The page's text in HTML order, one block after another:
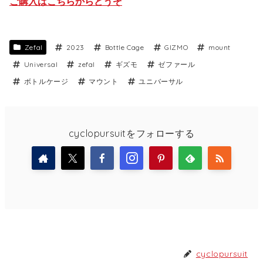
Zefal 2023 Bottle Cage GIZMO
mount
Universal
zefal ギズモ
ゼファール
ボトルケージ
マウント ユニバーサル
cyclopursuitをフォローする
cyclopursuit